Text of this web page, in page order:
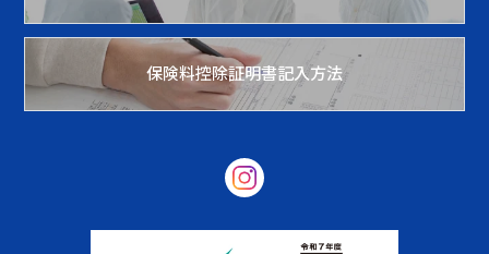
保険料控除証明書記入方法